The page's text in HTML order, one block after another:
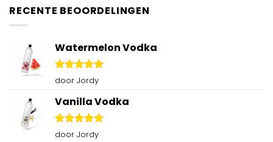
RECENTE BEOORDELINGEN
Watermelon Vodka
Gewaardeerd
door Jordy
Vanilla Vodka
Gewaardeerd
door Jordy